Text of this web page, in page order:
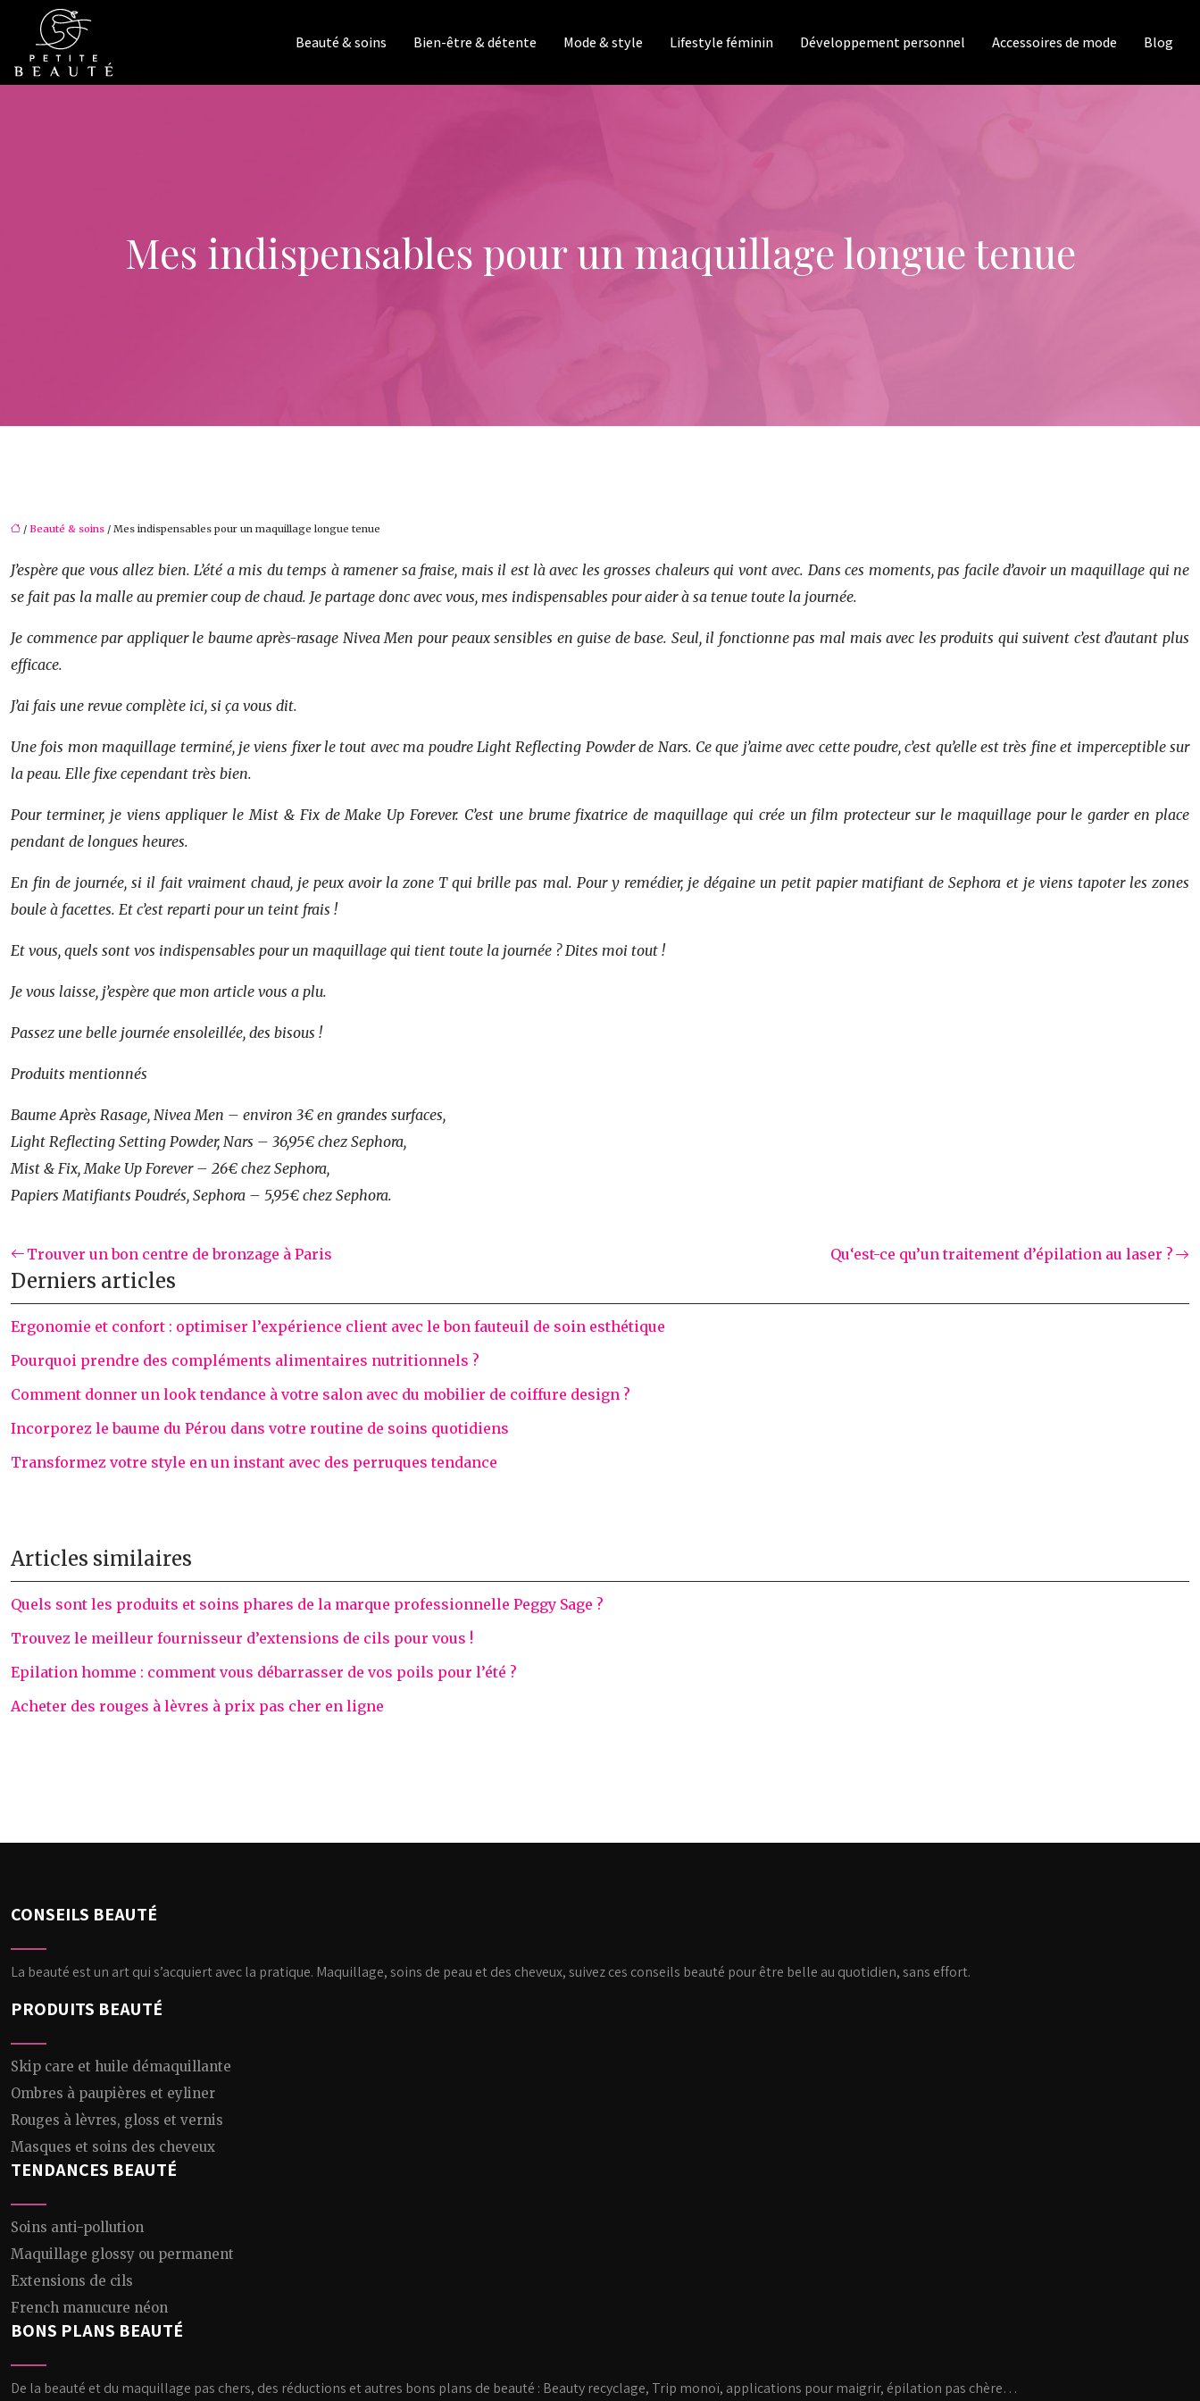
Beauté & soins Bien-être & détente Mode & style Lifestyle féminin Développement personnel Accessoires de mode Blog
Mes indispensables pour un maquillage longue tenue
/ Beauté & soins / Mes indispensables pour un maquillage longue tenue
J’espère que vous allez bien. L’été a mis du temps à ramener sa fraise, mais il est là avec les grosses chaleurs qui vont avec. Dans ces moments, pas facile d’avoir un maquillage qui ne
se fait pas la malle au premier coup de chaud. Je partage donc avec vous, mes indispensables pour aider à sa tenue toute la journée.
Je commence par appliquer le baume après-rasage Nivea Men pour peaux sensibles en guise de base. Seul, il fonctionne pas mal mais avec les produits qui suivent c’est d’autant plus
efficace.
J’ai fais une revue complète ici, si ça vous dit.
Une fois mon maquillage terminé, je viens fixer le tout avec ma poudre Light Reflecting Powder de Nars. Ce que j’aime avec cette poudre, c’est qu’elle est très fine et imperceptible sur
la peau. Elle fixe cependant très bien.
Pour terminer, je viens appliquer le Mist & Fix de Make Up Forever. C’est une brume fixatrice de maquillage qui crée un film protecteur sur le maquillage pour le garder en place
pendant de longues heures.
En fin de journée, si il fait vraiment chaud, je peux avoir la zone T qui brille pas mal. Pour y remédier, je dégaine un petit papier matifiant de Sephora et je viens tapoter les zones
boule à facettes. Et c’est reparti pour un teint frais !
Et vous, quels sont vos indispensables pour un maquillage qui tient toute la journée ? Dites moi tout !
Je vous laisse, j’espère que mon article vous a plu.
Passez une belle journée ensoleillée, des bisous !
Produits mentionnés
Baume Après Rasage, Nivea Men – environ 3€ en grandes surfaces,
Light Reflecting Setting Powder, Nars – 36,95€ chez Sephora,
Mist & Fix, Make Up Forever – 26€ chez Sephora,
Papiers Matifiants Poudrés, Sephora – 5,95€ chez Sephora.
Trouver un bon centre de bronzage à Paris Qu‘est-ce qu’un traitement d’épilation au laser ?
Derniers articles
Ergonomie et confort : optimiser l’expérience client avec le bon fauteuil de soin esthétique
Pourquoi prendre des compléments alimentaires nutritionnels ?
Comment donner un look tendance à votre salon avec du mobilier de coiffure design ?
Incorporez le baume du Pérou dans votre routine de soins quotidiens
Transformez votre style en un instant avec des perruques tendance
Articles similaires
Quels sont les produits et soins phares de la marque professionnelle Peggy Sage ?
Trouvez le meilleur fournisseur d’extensions de cils pour vous !
Epilation homme : comment vous débarrasser de vos poils pour l’été ?
Acheter des rouges à lèvres à prix pas cher en ligne
CONSEILS BEAUTÉ
La beauté est un art qui s’acquiert avec la pratique. Maquillage, soins de peau et des cheveux, suivez ces conseils beauté pour être belle au quotidien, sans effort.
PRODUITS BEAUTÉ
Skip care et huile démaquillante
Ombres à paupières et eyliner
Rouges à lèvres, gloss et vernis
Masques et soins des cheveux
TENDANCES BEAUTÉ
Soins anti-pollution
Maquillage glossy ou permanent
Extensions de cils
French manucure néon
BONS PLANS BEAUTÉ
De la beauté et du maquillage pas chers, des réductions et autres bons plans de beauté : Beauty recyclage, Trip monoï, applications pour maigrir, épilation pas chère…